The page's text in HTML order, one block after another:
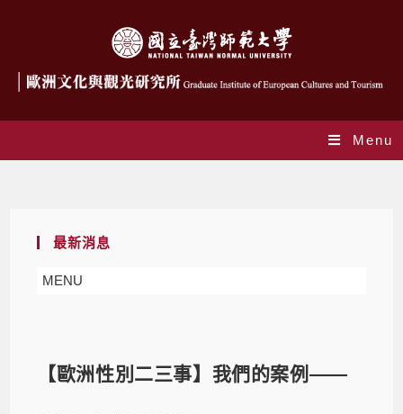
Menu
最新消息
MENU
【歐洲性別二三事】我們的案例——